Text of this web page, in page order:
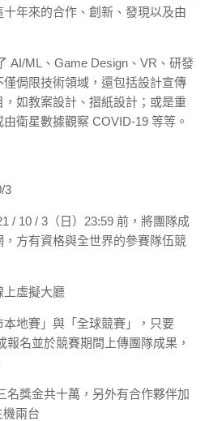
年來的合作、創新、發現以及由
AI/ML、Game Design、VR、研發
侷限技術領域，還包括設計宣傳
如教案設計、摺紙設計；或是重
衛星數據觀察 COVID-19 等等。
3
/ 10 / 3（日）23:59 前，將團隊成
方有資格與全世界的參賽隊伍競
上虛擬大廳
地賽」與「全球競賽」，只要
名並於競賽期間上傳團隊成果，
名獎金共十萬，另外有合作夥伴加
兩台